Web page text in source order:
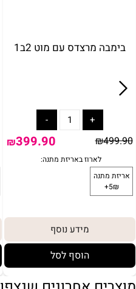
בימבה מרצדס עם מוט 2ב1
₪499.90
₪399.90
מידע נוסף
הוסף לסל